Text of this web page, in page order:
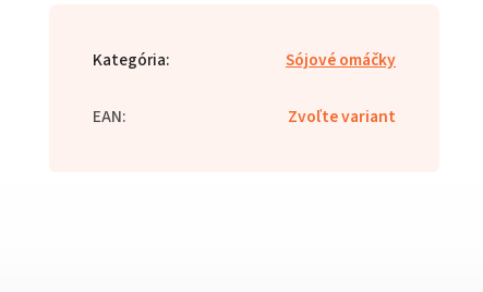
Kategória: Sójové omáčky
EAN: Zvoľte variant